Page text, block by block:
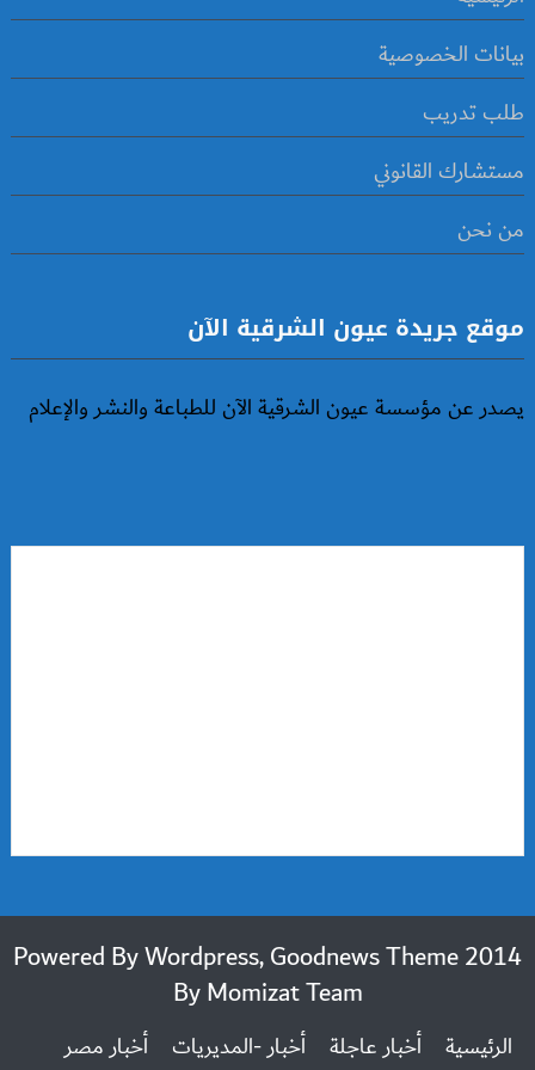
بيانات الخصوصية
طلب تدريب
مستشارك القانوني
من نحن
موقع جريدة عيون الشرقية الآن
يصدر عن مؤسسة عيون الشرقية الآن للطباعة والنشر والإعلام
2014 Powered By Wordpress, Goodnews Theme
ByMomizat Team
الرئيسية أخبار عاجلة أخبار -المديريات
أخبار مصر